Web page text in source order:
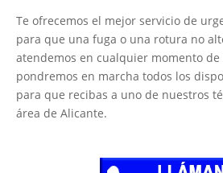
Te ofrecemos el mejor servicio de
para que una fuga o una rotura no
atendemos en cualquier momento
pondremos en marcha todos los
para que recibas a uno de nuestros
área de Alicante.